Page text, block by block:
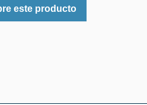
este producto